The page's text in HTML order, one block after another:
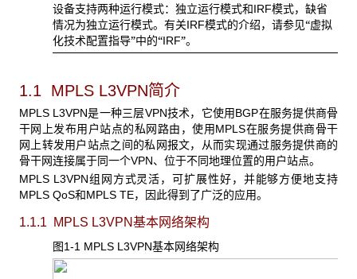
设备支持两种运行模式：独立运行模式和IRF模式，缺省
情况为独立运行模式。有关IRF模式的介绍，请参见“虚拟
化技术配置指导”中的“IRF”。
1.1 MPLS L3VPN简介
MPLS L3VPN是一种三层VPN技术，它使用BGP在服务提供商骨
干网上发布用户站点的私网路由，使用MPLS在服务提供商骨干
网上转发用户站点之间的私网报文，从而实现通过服务提供商的
骨干网连接属于同一个VPN、位于不同地理位置的用户站点。
MPLS L3VPN组网方式灵活，可扩展性好，并能够方便地支持
MPLS QoS和MPLS TE，因此得到了广泛的应用。
1.1.1 MPLS L3VPN基本网络架构
图1-1 MPLS L3VPN基本网络架构